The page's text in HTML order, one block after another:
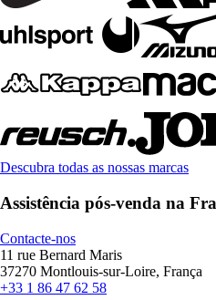
Descubra todas as nossas marcas
Assistência pós-venda na
Contacte-nos
11 rue Bernard Maris
37270 Montlouis-sur-Loire, França
+33 1 86 47 62 58